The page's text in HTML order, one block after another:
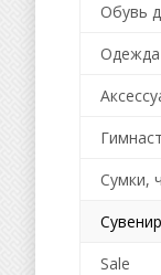
Обувь
Одежда
Сумки,
Sale